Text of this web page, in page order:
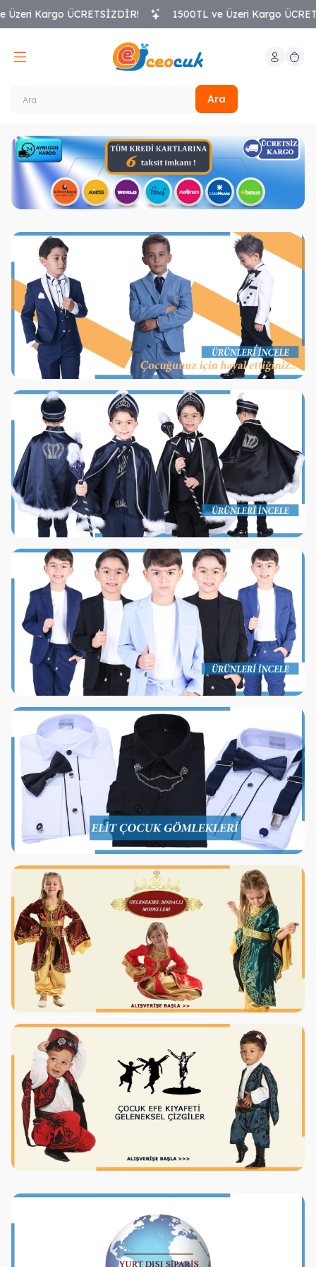
Kargo ÜCRETSİZDİR! 1500TL ve Üzeri Kargo
Ara
Hesabım